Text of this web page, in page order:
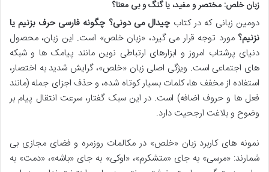
زبان خلص: مختصر و مفید، یا گنگ و بی معنا؟
دومین زبانی که در کتابچیدال می دونی؟ چگونه فارسی حرف بزنیم یا
نزنیم؟ مورد توجه قرار می گیرد، «زبان خلص» است. این زبان، محصول
دنیای پرشتاب امروز و ابزارهای ارتباطی نوین مانند پیامک ها و شبکه
های اجتماعی است. ویژگی اصلی زبان «خلص»، گرایش شدید به اختصار،
استفاده از مخفف ها، کلمات بسیار کوتاه شده، و حذف اجزای جمله (مانند
فعل ها و حروف اضافه) است. در این سبک گفتار، سرعت انتقال پیام بر
وضوح و بلاغت ارجحیت دارد.
نمونه های کاربرد زبان «خلص» در مکالمات روزمره و فضای مجازی بی
شمارند: «مرسی» به جای «متشکرم»، «اوکی» به جای «باشه»، «دمت» به